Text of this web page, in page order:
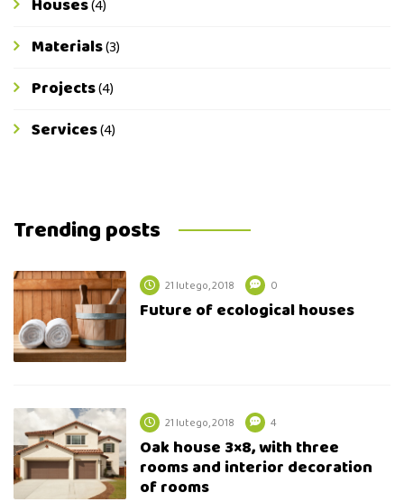
Houses(4)
Materials(3)
Projects(4)
Services(4)
Trending posts
21 lutego, 2018 0
Future of ecological houses
21 lutego, 2018 4
Oak house 3×8, with three
rooms and interior decoration
of rooms